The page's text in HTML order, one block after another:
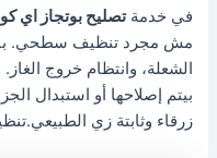
في خدمةتصليح بوتجاز اي
مش مجرد تنظيف سطحي.
الشعلة، وانتظام خروج
بيتم إصلاحها أو استبدال
زرقاء وثابتة زي